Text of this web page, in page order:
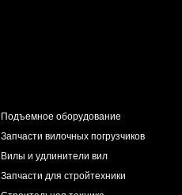
Подъемное оборудование
Запчасти вилочных погрузчиков
Вилы и удлинители вил
Запчасти для стройтехники